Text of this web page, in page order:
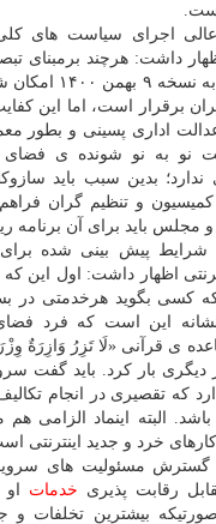
نویس اخیر
برقرار است، اما این
اداری پسینی و بطور
نو به نو شونده ی
ندارد؛ بدین سبب باید
و تنظیم گران
باید برای آن برنامه
شرایط پیش بینی شده
اظهار داشت: اول این
کسی بگوید هرخدمتی در
نشانه این است که فرد
ی قرآنی «لَا تَزِرُ وَازِرَةٌ
بار کرد. باید گفت
که تقصیری در انجام
البته اینماد الزامی
خرد و جدید اینترنتی
گسترش مسئولیت های
رقابت پذیری خدمات
بیشترین تخلفات و